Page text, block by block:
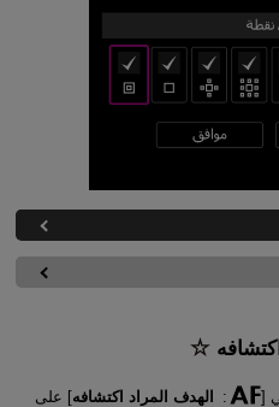
[
: الهدف المراد اكتشافه] على